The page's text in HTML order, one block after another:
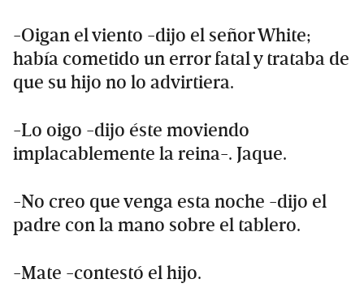
-Oigan el viento -dijo el señor White;
había cometido un error fatal y trataba de
que su hijo no lo advirtiera.
-Lo oigo -dijo éste moviendo
implacablemente la reina-. Jaque.
-No creo que venga esta noche -dijo el
padre con la mano sobre el tablero.
-Mate -contestó el hijo.